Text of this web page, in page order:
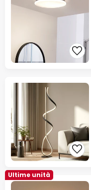
Ultime unità